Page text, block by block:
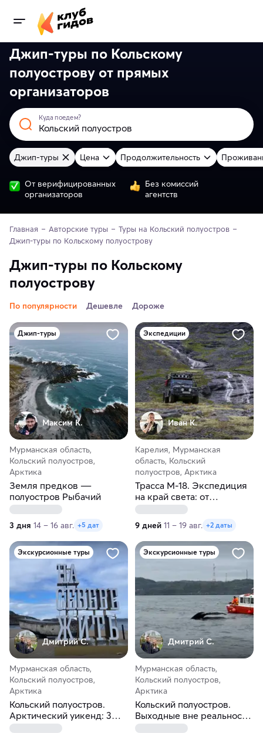
Джип-туры по Кольскому
полуострову от прямых
организаторов
Куда поедем?
Джип-туры Цена Продолжительность
От верифицированных
организаторов
Без комиссий
агентств
Главная Авторские туры
Туры на Кольский полуостров
Джип-туры по Кольскому полуострову
Джип-туры по Кольскому
полуострову
По популярности Дешевле Дороже
Джип-туры
Максим К.
Мурманская область,
Кольский полуостров,
Арктика
Земля предков ―
полуостров Рыбачий
3 дня 14 – 16 авг. +5 дат
Экспедиции
Иван К.
Карелия, Мурманская
область, Кольский
полуостров, Арктика
Трасса М-18. Экспедиция
на край света: от
Петрозаводска до
9 дней 11 – 19 авг. +2 даты
Экскурсионные туры
Дмитрий С.
Мурманская область,
Кольский полуостров,
Арктика
Кольский полуостров.
Арктический уикенд: 3
дня
Экскурсионные туры
Дмитрий С.
Мурманская область,
Кольский полуостров,
Арктика
Кольский полуостров.
Выходные вне реальности:
4 дня